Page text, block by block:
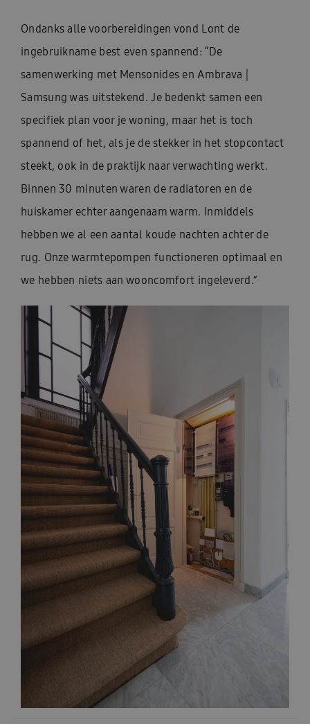
Ondanks alle voorbereidingen vond Lont de
ingebruikname best even spannend: “De
samenwerking met Mensonides en Ambrava |
Samsung was uitstekend. Je bedenkt samen een
specifiek plan voor je woning, maar het is toch
spannend of het, als je de stekker in het stopcontact
steekt, ook in de praktijk naar verwachting werkt.
Binnen 30 minuten waren de radiatoren en de
huiskamer echter aangenaam warm. Inmiddels
hebben we al een aantal koude nachten achter de
rug. Onze warmtepompen functioneren optimaal en
we hebben niets aan wooncomfort ingeleverd.”